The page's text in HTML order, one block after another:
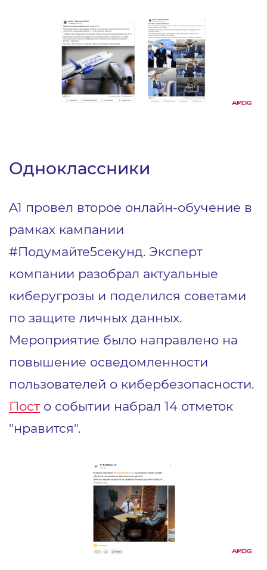
Одноклассники
A1 провел второе онлайн-обучение в
рамках кампании
#Подумайте5секунд. Эксперт
компании разобрал актуальные
киберугрозы и поделился советами
по защите личных данных.
Мероприятие было направлено на
повышение осведомленности
пользователей о кибербезопасности.
Пост о событии набрал 14 отметок
"нравится".